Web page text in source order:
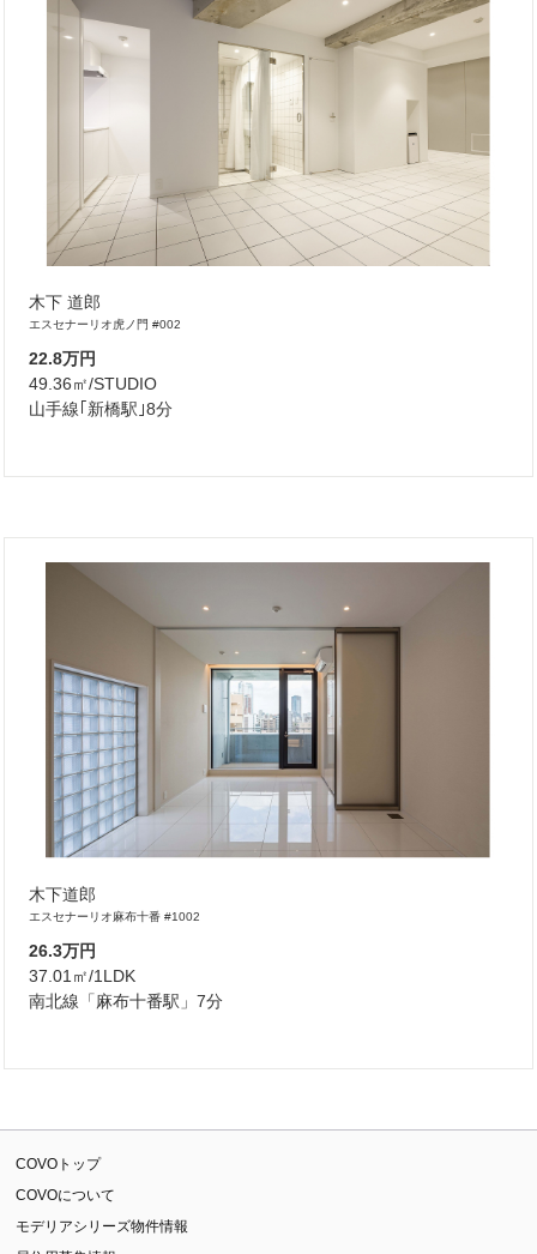
木下 道郎
エスセナーリオ虎ノ門 #002
22.8万円
49.36㎡/STUDIO
山手線｢新橋駅｣8分
木下道郎
エスセナーリオ麻布十番 #1002
26.3万円
37.01㎡/1LDK
南北線「麻布十番駅」7分
COVOトップ
COVOについて
モデリアシリーズ物件情報